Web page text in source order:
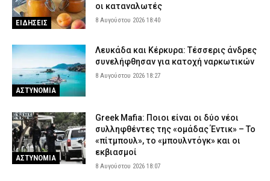
ΕΙΔΗΣΕΙΣ
οι καταναλωτές
8 Αυγούστου 2026 18:40
ΑΣΤΥΝΟΜΙΑ
Λευκάδα και Κέρκυρα: Τέσσερις άνδρες
συνελήφθησαν για κατοχή ναρκωτικών
8 Αυγούστου 2026 18:27
ΑΣΤΥΝΟΜΙΑ
Greek Mafia: Ποιοι είναι οι δύο νέοι
συλληφθέντες της «ομάδας Έντικ» – Το
«πίτμπουλ», το «μπουλντόγκ» και οι
εκβιασμοί
8 Αυγούστου 2026 18:07